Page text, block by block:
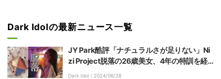
Dark Idolの最新ニュース一覧
JY Park酷評「ナチュラルさが足りない」Ni
zi Project脱落の26歳美女、4年の特訓を経
て圧巻のダンスパフォーマンス
Dark Idol｜ 2024/06/28